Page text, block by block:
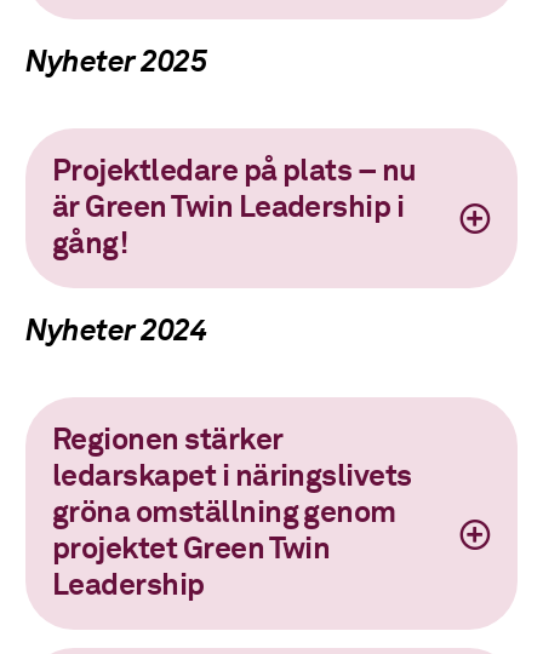
Nyheter 2025
Projektledare på plats – nu
är Green Twin Leadership i
gång!
Nyheter 2024
Regionen stärker
ledarskapet i näringslivets
gröna omställning genom
projektet Green Twin
Leadership